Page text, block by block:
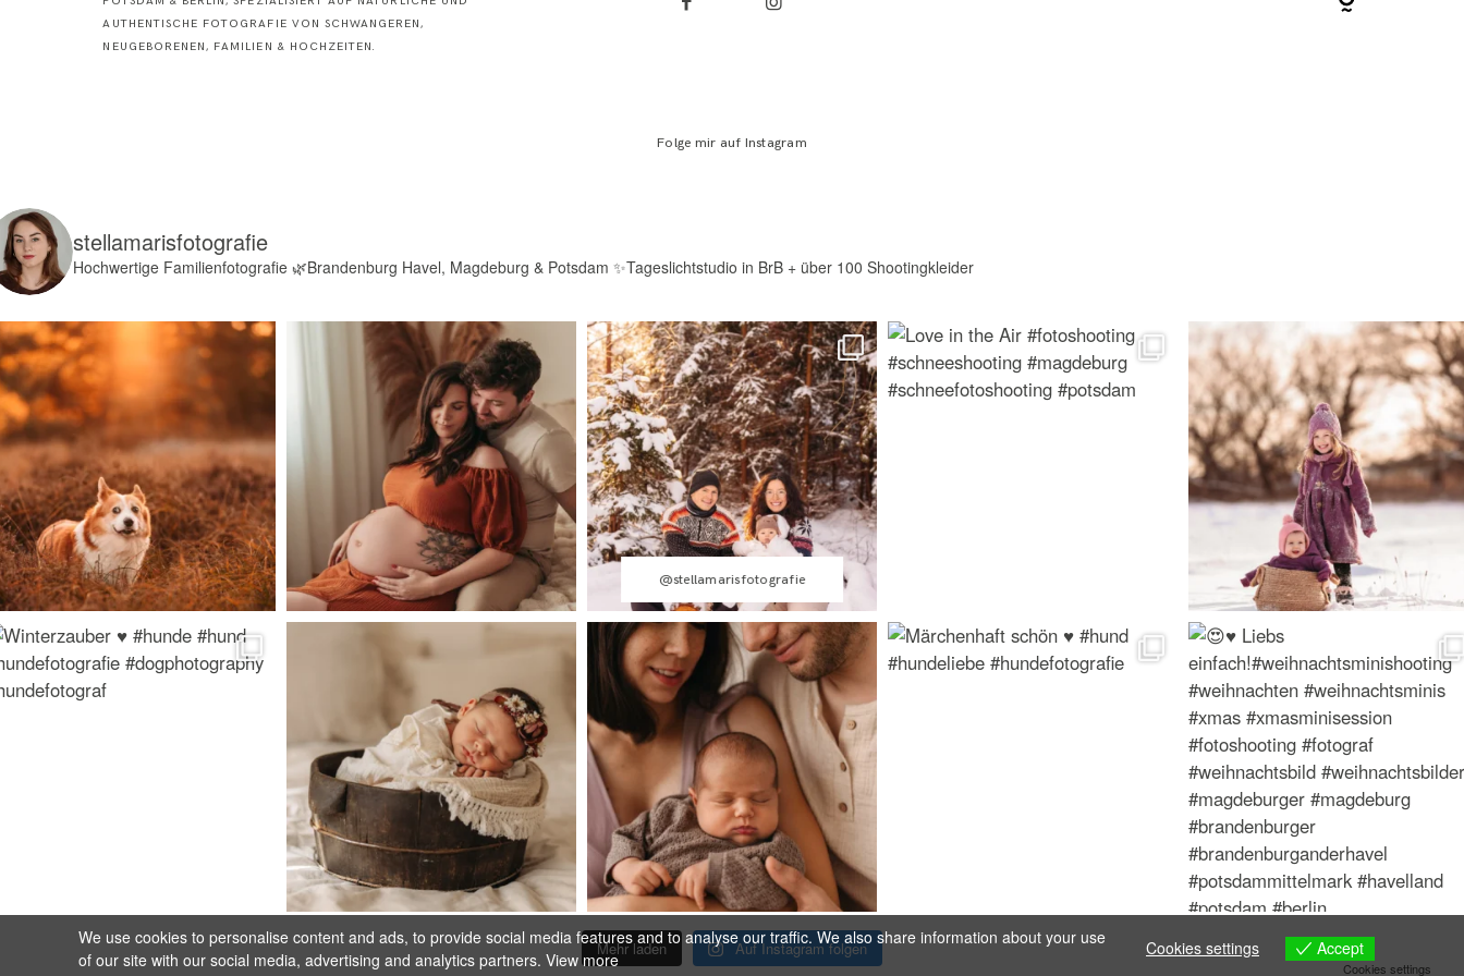
AUTHENTISCHE FOTOGRAFIE VON SCHWANGEREN,
NEUGEBORENEN, FAMILIEN & HOCHZEITEN.
Folge mir auf Instagram
@stellamarisfotografie
stellamarisfotografie
Hochwertige Familienfotografie🌿Brandenburg Havel, Magdeburg & Potsdam ✨Tageslichtstudio in BrB + über 100 Shootingkleider
Mehr laden Auf Instagram folgen
We use cookies to personalise content and ads, to provide social media features and to analyse our traffic. We also share information about your use
of our site with our social media, advertising and analytics partners. View more
Cookies settings Accept
Cookies settings